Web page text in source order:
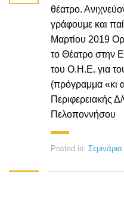
θέατρο.
γράφουμε και
Μαρτίου 2019
το Θέατρο στην
του Ο.Η.Ε. για
(πρόγραμμα «κι
Περιφερειακής
Πελοποννήσου
Posted in: Σεμινάρια